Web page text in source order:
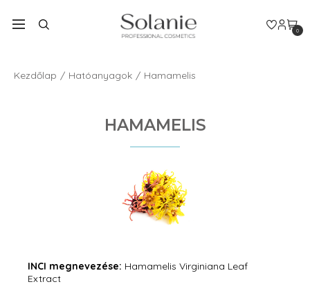
0
Kezdőlap Hatóanyagok Hamamelis
HAMAMELIS
INCI megnevezése: Hamamelis Virginiana Leaf
Extract